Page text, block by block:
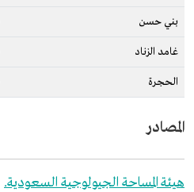
بني حسن
غامد الزناد
الحجرة
المصادر
هيئة المساحة الجيولوجية السعودية.